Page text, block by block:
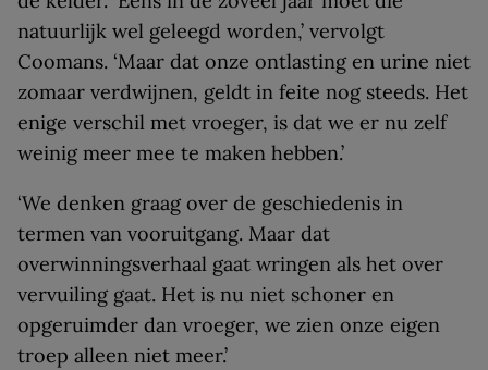
natuurlijk wel geleegd worden,’ vervolgt
Coomans. ‘Maar dat onze ontlasting en urine niet
zomaar verdwijnen, geldt in feite nog steeds. Het
enige verschil met vroeger, is dat we er nu zelf
weinig meer mee te maken hebben.’
‘We denken graag over de geschiedenis in
termen van vooruitgang. Maar dat
overwinningsverhaal gaat wringen als het over
vervuiling gaat. Het is nu niet schoner en
opgeruimder dan vroeger, we zien onze eigen
troep alleen niet meer.’